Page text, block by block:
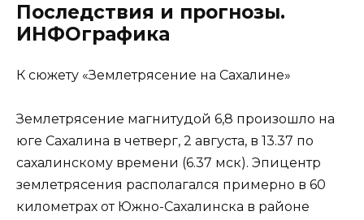
Последствия и прогнозы.
ИНФОграфика
К сюжету «Землетрясение на Сахалине»
Землетрясение магнитудой 6,8 произошло на
юге Сахалина в четверг, 2 августа, в 13.37 по
сахалинскому времени (6.37 мск). Эпицентр
землетрясения располагался примерно в 60
километрах от Южно-Сахалинска в районе